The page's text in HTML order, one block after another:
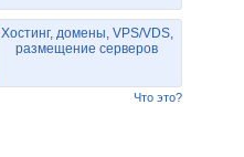
Хостинг, домены, VPS/VDS,
размещение серверов
Что это?